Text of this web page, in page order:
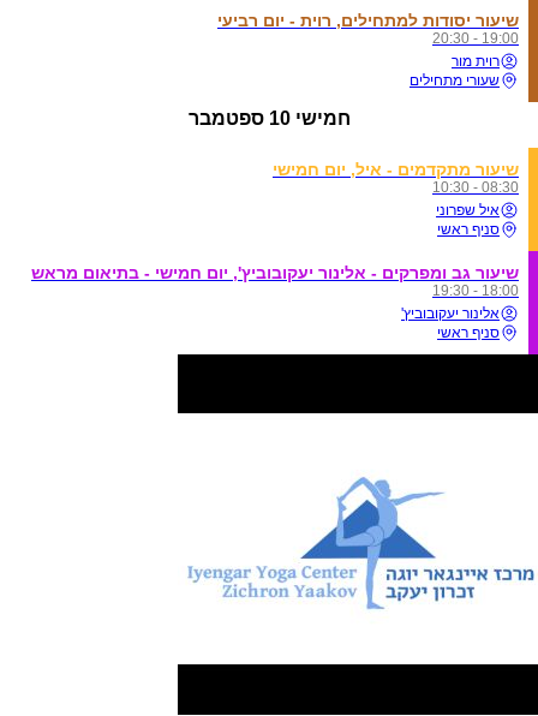
שיעור יסודות למתחילים, רוית - יום רביעי
19:00 - 20:30
רוית מור
שעורי מתחילים
חמישי 10 ספטמבר
שיעור מתקדמים - איל, יום חמישי
08:30 - 10:30
איל שפרוני
סניף ראשי
שיעור גב ומפרקים - אלינור יעקובוביץ', יום חמישי - בתיאום מראש
18:00 - 19:30
אלינור יעקובוביץ'
סניף ראשי